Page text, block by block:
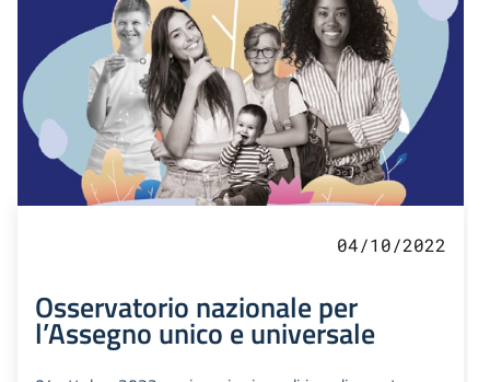
04/10/2022
Osservatorio nazionale per
l’Assegno unico e universale